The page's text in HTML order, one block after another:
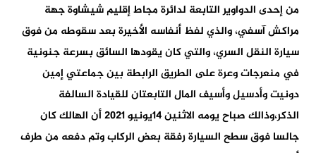
من إحدى الدواوير التابعة لدائرة مجاط إقليم شيشاوة جهة
مراكش آسفي، والذي لفظ أنفاسه الأخيرة بعد سقوطه من فوق
سيارة النقل السري، والتي كان يقودها السائق بسرعة جنونية
في منعرجات وعرة على الطريق الرابطة بين جماعتي إمين
دونيت وأدسيل وأسيف المال التابعتان للقيادة السالفة
الذكر،وذالك صباح يومه الاثنين 14يونيو 2021 أن الهالك كان
جالسا فوق سطح السيارة رفقة بعض الركاب وتم دفعه من طرف